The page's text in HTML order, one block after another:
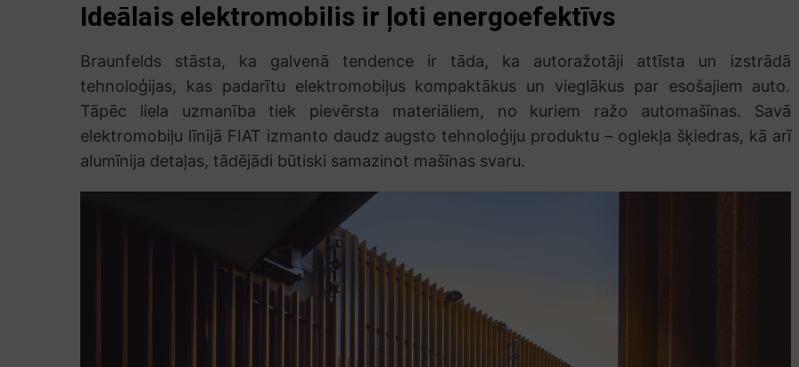
Ideālais elektromobilis ir ļoti energoefektīvs
Braunfelds stāsta, ka galvenā tendence ir tāda, ka autoražotāji attīsta un izstrādā
tehnoloģijas, kas padarītu elektromobiļus kompaktākus un vieglākus par esošajiem auto.
Tāpēc liela uzmanība tiek pievērsta materiāliem, no kuriem ražo automašīnas. Savā
elektromobiļu līnijā FIAT izmanto daudz augsto tehnoloģiju produktu – oglekļa šķiedras, kā arī
alumīnija detaļas, tādējādi būtiski samazinot mašīnas svaru.